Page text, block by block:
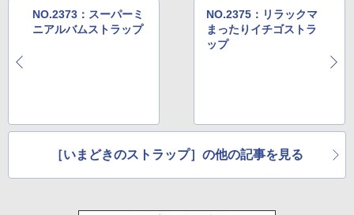
NO.2373：スーパーミ
ニアルバムストラップ
NO.2375：リラックマ
まったりイチゴストラ
ップ
［いまどきのストラップ］の他の記事を見る